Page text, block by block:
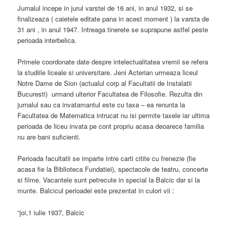
Jurnalul incepe in jurul varstei de 16 ani, in anul 1932, si se
finalizeaza ( caietele editate pana in acest moment ) la varsta de
31 ani , in anul 1947. Intreaga tinerete se suprapune astfel peste
perioada interbelica.
Primele coordonate date despre intelectualitatea vremii se refera
la studiile liceale si universitare. Jeni Acterian urmeaza liceul
Notre Dame de Sion (actualul corp al Facultatii de Instalatii
Bucuresti) urmand ulterior Facultatea de Filosofie. Rezulta din
jurnalul sau ca invatamantul este cu taxa – ea renunta la
Facultatea de Matematica intrucat nu isi permite taxele iar ultima
perioada de liceu invata pe cont propriu acasa deoarece familia
nu are bani suficienti.
Perioada facultatii se imparte intre carti citite cu frenezie (fie
acasa fie la Biblioteca Fundatiei), spectacole de teatru, concerte
si filme. Vacantele sunt petrecute in special la Balcic dar si la
munte. Balcicul perioadei este prezentat in culori vii :
“joi,1 iulie 1937, Balcic